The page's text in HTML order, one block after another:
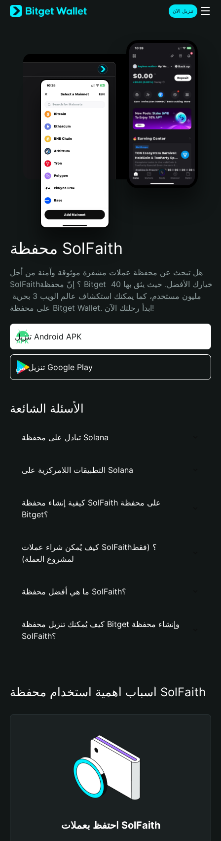
English
日本語
Türkçe
Português (Portugal)
Bahasa Indonesia
Português (Brasil)
Español (Argentina)
تنزيل الآن
محفظة SolFaith
هل تبحث عن محفظة عملات مشفرة موثوقة وآمنة من أجل
SolFaith؟ إنّ محفظة Bitget خيارك الأفضل. حيث يثق بها 40
على محفظة Bitget Wallet. ابدأ رحلتك الآن!
تنزيل Android APK
تنزيل من Google Play
الأسئلة الشائعة
تبادل على محفظة Solana
التطبيقات اللامركزية على Solana
كيفية إنشاء محفظة SolFaith على محفظة
Bitget؟
كيف يُمكن شراء عملات SolFaith؟ (فقط
لمشروع العملة)
ما هي أفضل محفظة SolFaith؟
كيف يُمكنك تنزيل محفظة Bitget وإنشاء محفظة
SolFaith؟
أسباب أهمية استخدام محفظة SolFaith
احتفظ بعملات SolFaith